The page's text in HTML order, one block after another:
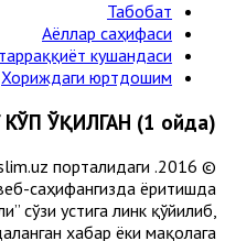
Табобат
Аёллар саҳифаси
кушандаси
Хориждаги юртдошим
КЎП ЎҚИЛГАН (1 ойда)
порталидаги
саҳифангизда ёритишда
сўзи устига линк қўйилиб,
хабар ёки мақолага